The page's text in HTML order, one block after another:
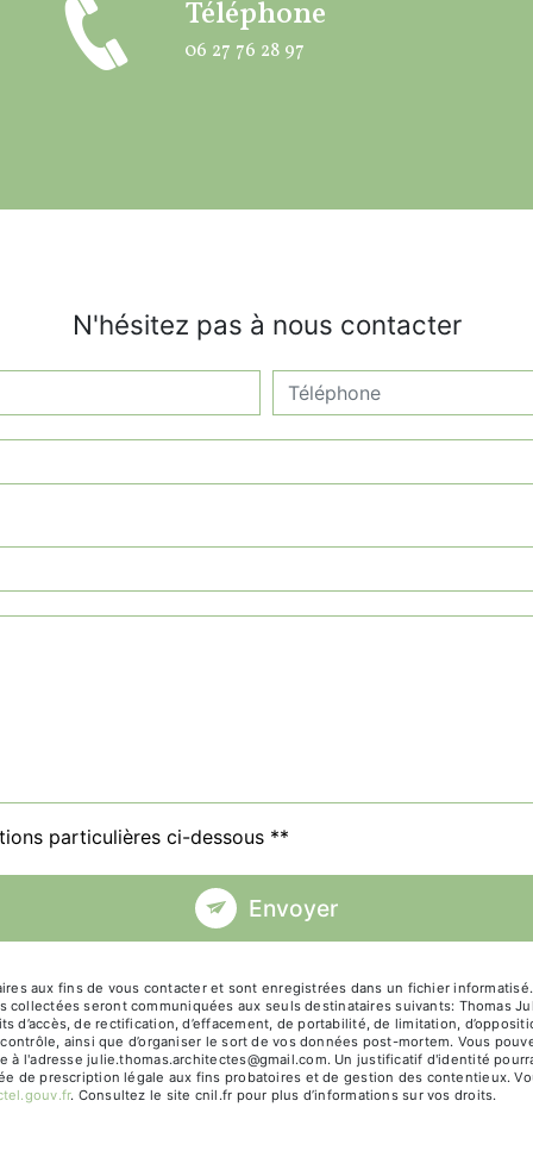
Téléphone
06 27 76 28 97
N'hésitez pas à nous contacter
particulières ci-dessous **
Envoyer
aux fins de vous contacter et sont enregistrées dans un fichier
seront communiquées aux seuls destinataires suivants: Thomas
d’accès, de rectification, d’effacement, de portabilité, de limitation,
ainsi que d’organiser le sort de vos données post-mortem. Vous
à l'adresse julie.thomas.architectes@gmail.com. Un justificatif d'identité
de prescription légale aux fins probatoires et de gestion des contentieux.
. Consultez le site cnil.fr pour plus d’informations sur vos droits.